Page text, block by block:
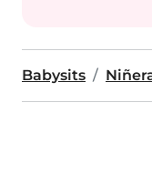
Babysits